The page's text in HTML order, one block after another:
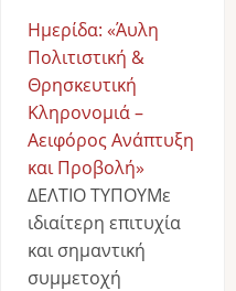
Ημερίδα: «Άυλη
Πολιτιστική &
Θρησκευτική
Κληρονομιά –
Αειφόρος Ανάπτυξη
και Προβολή»
ΔΕΛΤΙΟ ΤΥΠΟΥΜε
ιδιαίτερη επιτυχία
και σημαντική
συμμετοχή